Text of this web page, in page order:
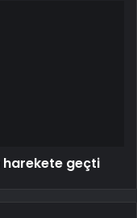
harekete geçti